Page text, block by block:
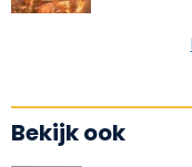
Bekijk ook